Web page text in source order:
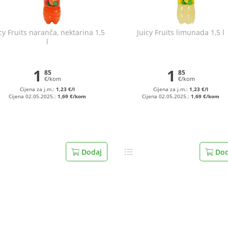
Fruits naranča, nektarina 1,5
l
1 85
€/kom
Cijena za j.m.: 1,23 €/l
Cijena 02.05.2025.: 1,69 €/kom
Dodaj
Juicy Fruits limunada 1,5 l
1 85
€/kom
Cijena za j.m.:1,23 €/l
Cijena 02.05.2025.:1,69 €/kom